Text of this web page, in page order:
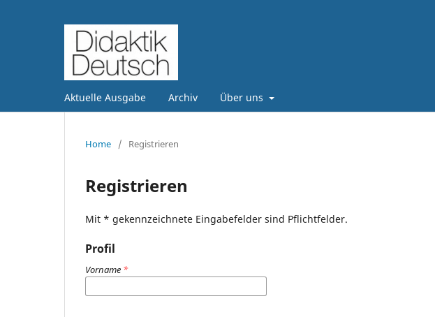
Aktuelle Ausgabe Archiv Über uns
Home / Registrieren
Registrieren
Mit * gekennzeichnete Eingabefelder sind Pflichtfelder.
Profil
Vorname *